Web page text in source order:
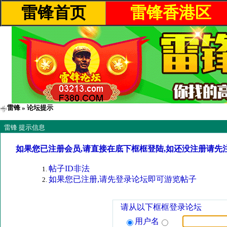
雷锋首页 雷锋香港区
雷锋 » 论坛提示
雷锋 提示信息
如果您已注册会员,请直接在底下框框登陆,如还没注册请先
帖子ID非法
如果您已注册,请先登录论坛即可游览帖子
请从以下框框登录论坛
用户名